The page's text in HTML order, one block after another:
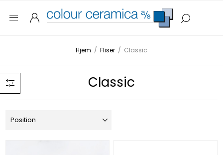
Hjem / Fliser / Classic
Classic